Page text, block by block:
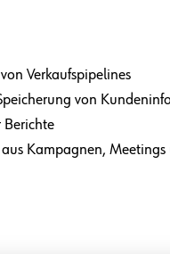
Verkaufspipelines
von
Berichte
Kampagnen,